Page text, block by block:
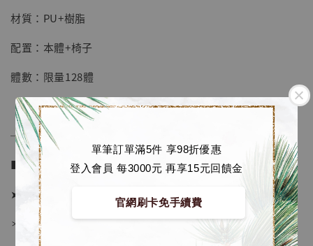
單筆訂單滿5件 享98折優惠
登入會員 每3000元 再享15元回饋金
官網刷卡免手續費
加購優惠【海賊王 布魯克達摩 [7STARS Studio]】
材質：PU+樹脂
配置：本體+椅子
體數：限量128體
──────────────
■ 販售資訊 (Price in TWD)：
➤ 價格 5180元 (訂金2680)
＊ 國際運費另計